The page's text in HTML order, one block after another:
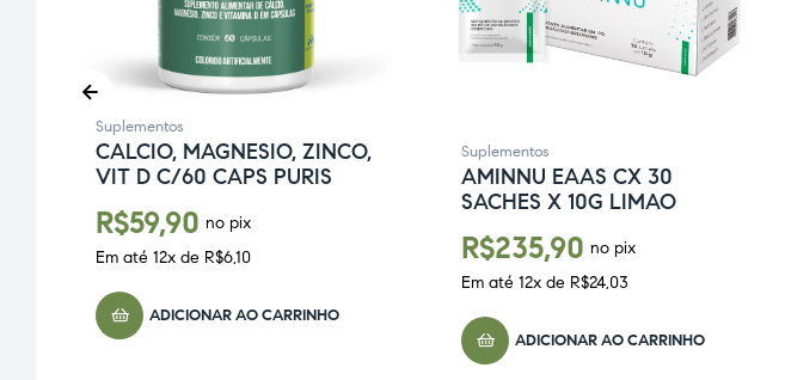
Suplementos
CALCIO, MAGNESIO, ZINCO,
VIT D C/60 CAPS PURIS
R$59,90 no pix
Em até 12x de R$6,10
ADICIONAR AO CARRINHO
Suplementos
AMINNU EAAS CX 30
SACHES X 10G LIMAO
R$235,90 no pix
Em até 12x de R$24,03
ADICIONAR AO CARRINHO